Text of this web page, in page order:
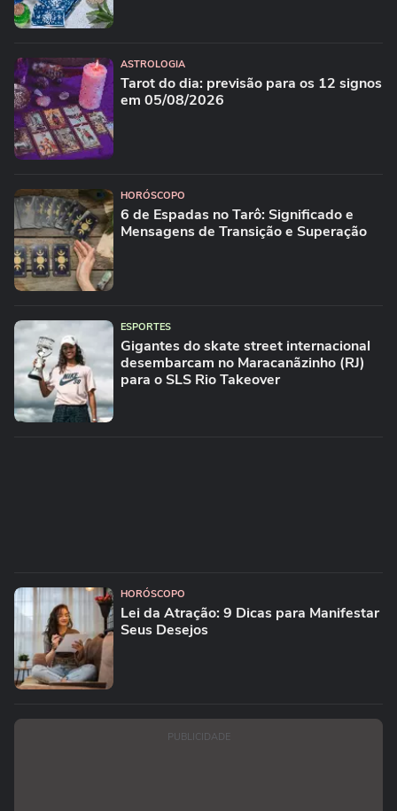
ASTROLOGIA
Tarot do dia: previsão para os 12 signos
em 05/08/2026
HORÓSCOPO
6 de Espadas no Tarô: Significado e
Mensagens de Transição e Superação
ESPORTES
Gigantes do skate street internacional
desembarcam no Maracanãzinho (RJ)
para o SLS Rio Takeover
HORÓSCOPO
Lei da Atração: 9 Dicas para Manifestar
Seus Desejos
PUBLICIDADE